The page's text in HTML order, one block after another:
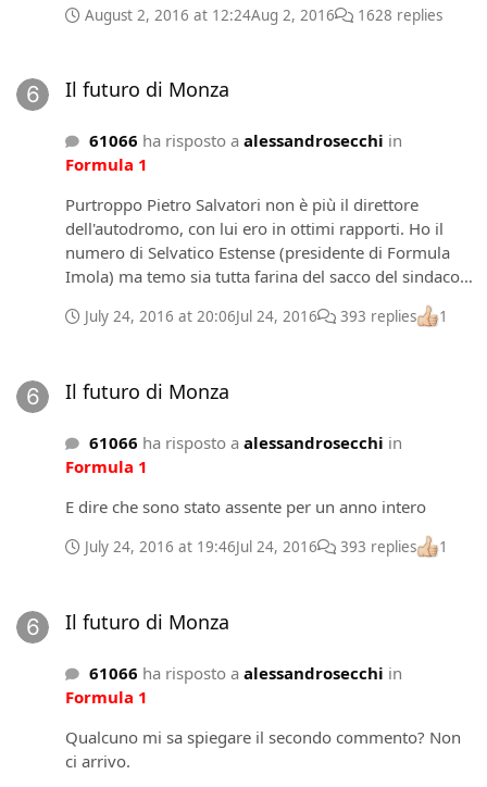
August 2, 2016 at 12:24Aug 2, 2016 1628 replies
Il futuro di Monza
61066 ha risposto aalessandrosecchi in
Formula 1
Purtroppo Pietro Salvatori non è più il direttore
dell'autodromo, con lui ero in ottimi rapporti. Ho il
numero di Selvatico Estense (presidente di Formula
Imola) ma temo sia tutta farina del sacco del sindaco
dimesso Mirco Cantelli, assessore all'autodromo di
ed era anche riuscito a portare gli AC/DC. Non so cosa
bande che sono sempre in atto all'interno dei vari
sistemi di potere dei partiti. Certe cazzate prima non si
July 24, 2016 at 20:06Jul 24, 2016 393 replies 1
Il futuro di Monza
61066 ha risposto aalessandrosecchi in
Formula 1
E dire che sono stato assente per un anno intero
July 24, 2016 at 19:46Jul 24, 2016 393 replies 1
Il futuro di Monza
61066 ha risposto aalessandrosecchi in
Formula 1
Qualcuno mi sa spiegare il secondo commento? Non
ci arrivo.